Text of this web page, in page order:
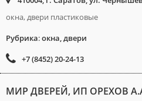
окна, двери пластиковые
Рубрика:окна, двери
+7 (8452) 20-24-13
МИР ДВЕРЕЙ, ИП ОРЕХОВ